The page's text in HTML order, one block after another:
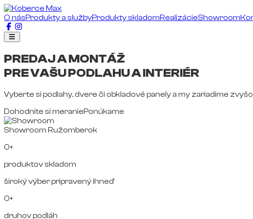
O násProdukty a službyProdukty skladomRealizácieShowroom
PREDAJ A MONTÁŽ
PRE VAŠU PODLAHU A INTERIÉR
Vyberte si podlahy, dvere či obkladové panely a my zariadime
Dohodnite si meraniePonúkame
Showroom Ružomberok
0+
produktov skladom
široký výber pripravený ihneď
0+
druhov podláh